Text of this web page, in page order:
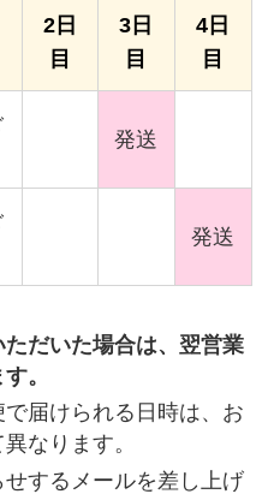
2日
目
3日
目
4日
目
発送
発送
だいた場合は、翌営業
。
届けられる日時は、お
なります。
するメールを差し上げ